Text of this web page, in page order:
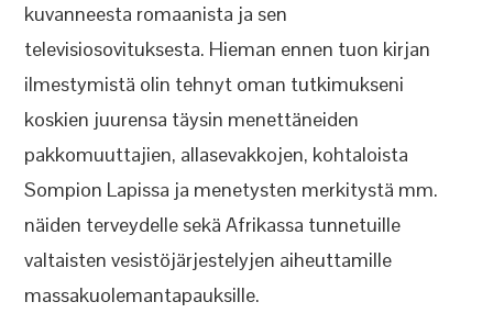
kuvanneesta romaanista ja sen
televisiosovituksesta. Hieman ennen tuon kirjan
ilmestymistä olin tehnyt oman tutkimukseni
koskien juurensa täysin menettäneiden
pakkomuuttajien, allasevakkojen, kohtaloista
Sompion Lapissa ja menetysten merkitystä mm.
näiden terveydelle sekä Afrikassa tunnetuille
valtaisten vesistöjärjestelyjen aiheuttamille
massakuolemantapauksille.